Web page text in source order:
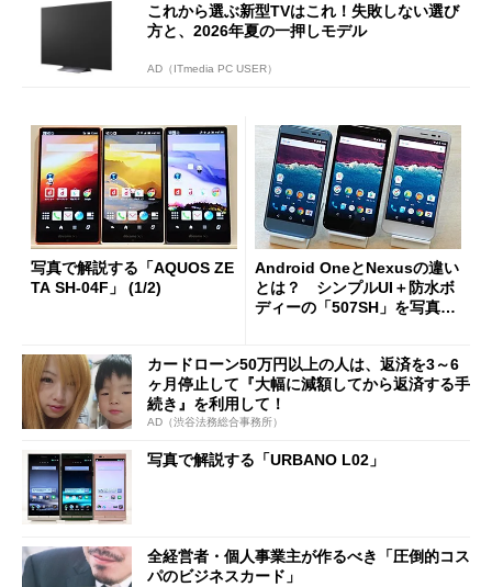
これから選ぶ新型TVはこれ！失敗しない選び
方と、2026年夏の一押しモデル
AD（ITmedia PC USER）
写真で解説する「AQUOS ZE
TA SH-04F」 (1/2)
Android OneとNexusの違い
とは？ シンプルUI＋防水ボ
ディーの「507SH」を写真で
カードローン50万円以上の人は、返済を3～6
ヶ月停止して『大幅に減額してから返済する手
続き』を利用して！
AD（渋谷法務総合事務所）
写真で解説する「URBANO L02」
全経営者・個人事業主が作るべき「圧倒的コス
パのビジネスカード」